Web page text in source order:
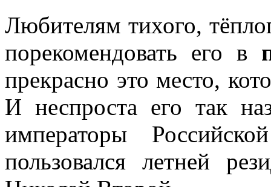
Любителям тихого,
порекомендовать его в
прекрасно это место,
И неспроста его так
императоры
пользовался летней